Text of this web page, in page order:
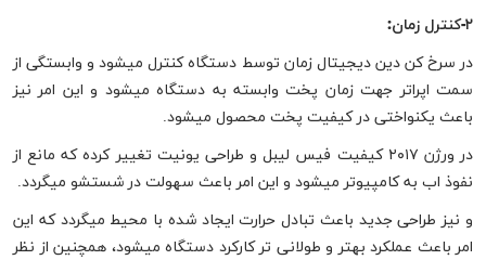
۲-کنترل زمان:
در سرخ کن دین دیجیتال زمان توسط دستگاه کنترل میشود و وابستگی از
سمت اپراتر جهت زمان پخت وابسته به دستگاه میشود و این امر نیز
باعث یکنواختی در کیفیت پخت محصول میشود.
در ورژن ۲۰۱۷ کیفیت فیس لیبل و طراحی یونیت تغییر کرده که مانع از
نفوذ اب به کامپیوتر میشود و این امر باعث سهولت در شستشو میگردد.
و نیز طراحی جدید باعث تبادل حرارت ایجاد شده با محیط میگردد که این
امر باعث عملکرد بهتر و طولانی تر کارکرد دستگاه میشود، همچنین از نظر